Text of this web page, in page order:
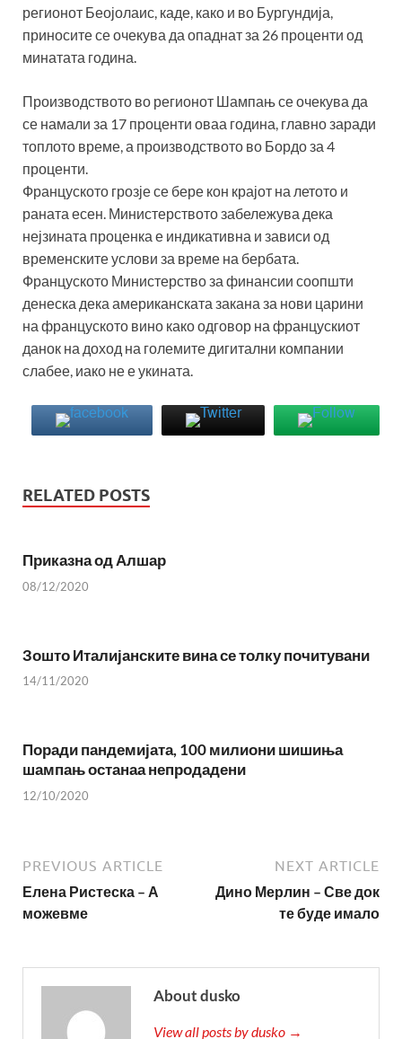
регионот Беојолаис, каде, како и во Бургундија,
приносите се очекува да опаднат за 26 проценти од
минатата година.
Производството во регионот Шампањ се очекува да
се намали за 17 проценти оваа година, главно заради
топлото време, а производството во Бордо за 4
проценти.
Француското грозје се бере кон крајот на летото и
раната есен. Министерството забележува дека
нејзината проценка е индикативна и зависи од
временските услови за време на бербата.
Француското Министерство за финансии соопшти
денеска дека американската закана за нови царини
на француското вино како одговор на францускиот
данок на доход на големите дигитални компании
слабее, иако не е укината.
RELATED POSTS
Приказна од Алшар
08/12/2020
Зошто Италијанските вина се толку почитувани
14/11/2020
Поради пандемијата, 100 милиони шишиња
шампањ останаа непродадени
12/10/2020
PREVIOUS ARTICLE
Елена Ристеска – А
можевме
NEXT ARTICLE
Дино Мерлин – Све док
те буде имало
About dusko
View all posts by dusko →